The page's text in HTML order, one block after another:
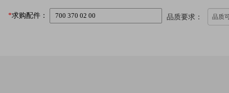
*求购配件： 品质要求： 品质